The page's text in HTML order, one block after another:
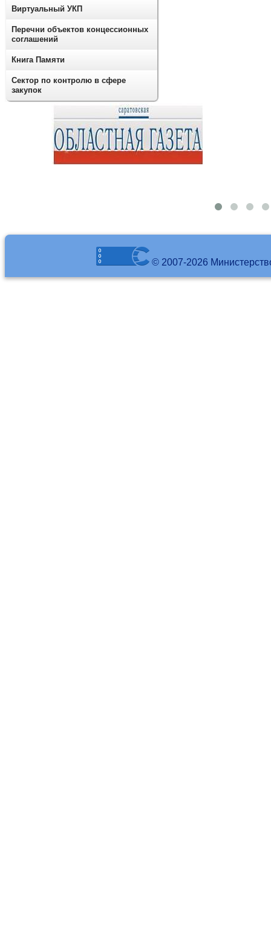
Виртуальный УКП
Перечни объектов концессионных
соглашений
Книга Памяти
Сектор по контролю в сфере
закупок
© 2007-2026